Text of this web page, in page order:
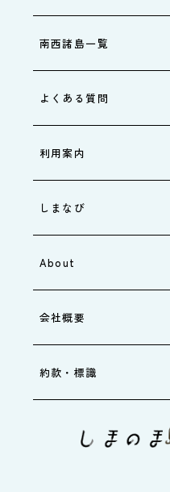
南西諸島一覧
よくある質問
利用案内
しまなび
About
会社概要
約款・標識